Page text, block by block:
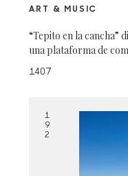
ART & MUSIC
“Tepito en la cancha”
una plataforma de
1407
1
9
2